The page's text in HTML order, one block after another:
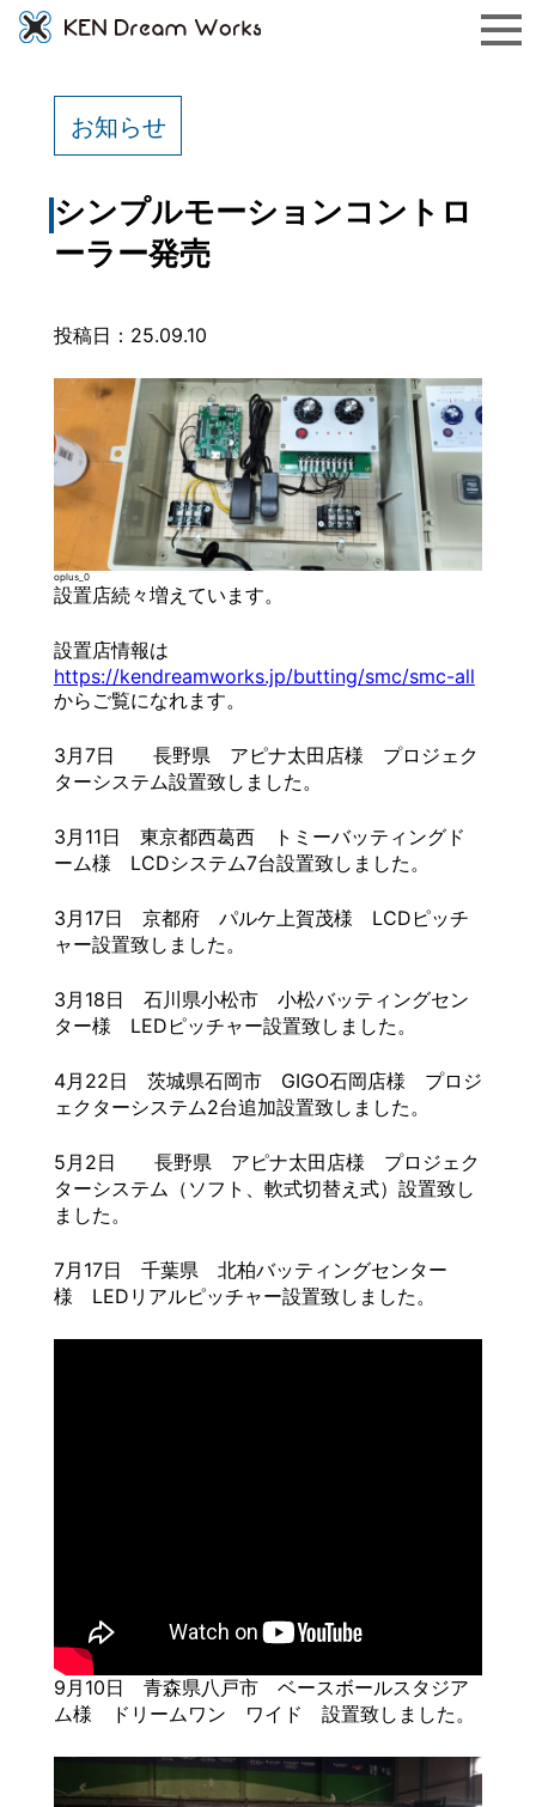
お知らせ
シンプルモーションコントロ
ーラー発売
投稿日：25.09.10
oplus_0
設置店続々増えています。
設置店情報は
https://kendreamworks.jp/butting/smc/smc-all
からご覧になれます。
3月7日 長野県 アピナ太田店様 プロジェク
ターシステム設置致しました。
3月11日 東京都西葛西 トミーバッティングド
ーム様 LCDシステム7台設置致しました。
3月17日 京都府 パルケ上賀茂様 LCDピッチ
ャー設置致しました。
3月18日 石川県小松市 小松バッティングセン
ター様 LEDピッチャー設置致しました。
4月22日 茨城県石岡市 GIGO石岡店様 プロジ
ェクターシステム2台追加設置致しました。
5月2日 長野県 アピナ太田店様 プロジェク
ターシステム（ソフト、軟式切替え式）設置致し
ました。
7月17日 千葉県 北柏バッティングセンター
様 LEDリアルピッチャー設置致しました。
9月10日 青森県八戸市 ベースボールスタジア
ム様 ドリームワン ワイド 設置致しました。